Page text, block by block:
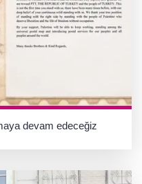
devam edeceğiz